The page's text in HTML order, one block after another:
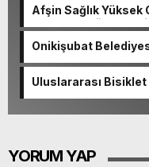
Afşin Sağlık Yüksek
Okulunda görev
Onikişubat
başvurularında son
Uluslararası Bisiklet
YORUM YAP